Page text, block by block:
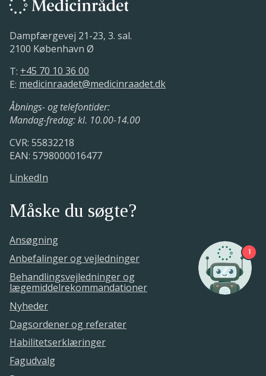
direkte i behandlingsvejledningen via et
behandlingsvejledning vedr.
inflammatoriske tarmsygdomme (Crohns
lægemidlet kan indplaceres direkte i
en behandlingsvejledning
21. marts 2023.
Medicinrådet har godkendt, at
23. januar 2023.
Dampfærgevej 21-23, 3. sal.
2100 København Ø
T: +45 70 10 36 00
E: medicinraadet@medicinraadet.dk
Åbnings- og telefontider:
Mandag-fredag: kl. 10.00-14.00
CVR: 55832218
EAN: 5798000016477
LinkedIn
Måske du søgte?
Ansøgning
Anbefalinger og vejledninger
Behandlingsvejledninger og
lægemiddelrekommandationer
Nyheder
Dagsordener og referater
Habilitetserklæringer
Fagudvalg
1